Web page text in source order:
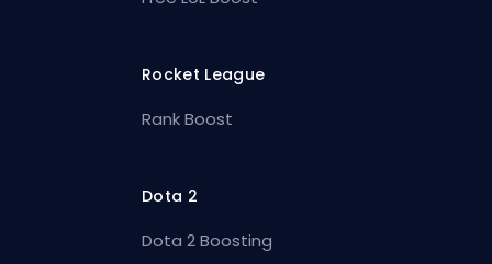
Rocket League
Rank Boost
Dota 2
Dota 2 Boosting